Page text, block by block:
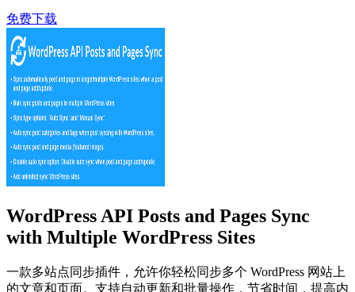
免费下载
WordPress API Posts and Pages Sync
with Multiple WordPress Sites
一款多站点同步插件，允许你轻松同步多个 WordPress 网站上
的文章和页面。支持自动更新和批量操作，节省时间，提高内